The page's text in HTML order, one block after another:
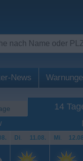
News
14
Di. 11.08. Mi.